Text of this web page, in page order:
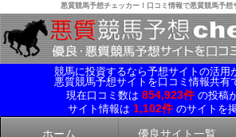
悪質競馬予想チェッカー！口コミ情報で悪質競馬予想
競馬に投資するなら予想サイトの活用
悪質競馬予想サイトを口コミ情報共有
現在口コミ数は 854,923件 の投稿
サイト情報は 1,102件 のサイトを
ホーム 優良サイト一覧